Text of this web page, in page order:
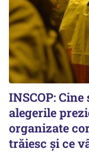
INSCOP:
alegerile
organizate
trăiesc și ce